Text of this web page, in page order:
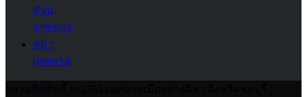
ส่วน
ราชการ
สภา
เทศบาล